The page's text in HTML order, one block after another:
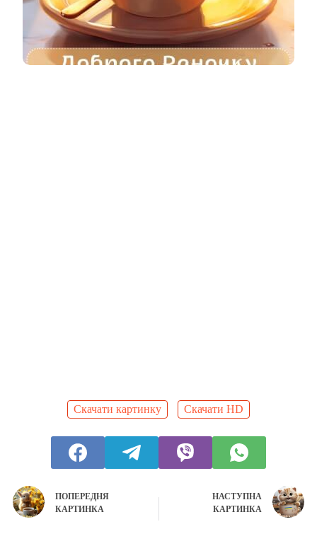
Скачати картинку Скачати HD
ПОПЕРЕДНЯ
КАРТИНКА
НАСТУПНА
КАРТИНКА